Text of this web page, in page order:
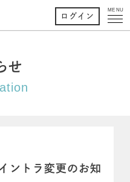
MENU
ログイン
せ
ントラ変更のお知